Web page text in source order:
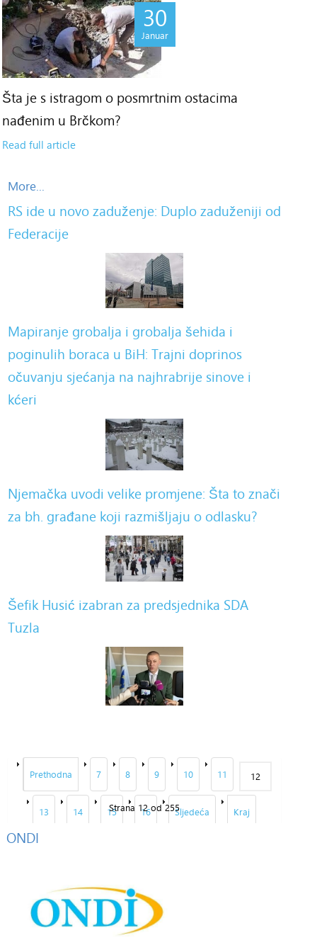
30
Januar
Šta je s istragom o posmrtnim ostacima
nađenim u Brčkom?
Read full article
More...
RS ide u novo zaduženje: Duplo zaduženiji od
Federacije
Mapiranje grobalja i grobalja šehida i
poginulih boraca u BiH: Trajni doprinos
očuvanju sjećanja na najhrabrije sinove i
kćeri
Njemačka uvodi velike promjene: Šta to znači
za bh. građane koji razmišljaju o odlasku?
Šefik Husić izabran za predsjednika SDA
Tuzla
Prethodna 7 8 9 10 11 12
13 14 15 16 Sljedeća Kraj
Strana 12 od 255
ONDI